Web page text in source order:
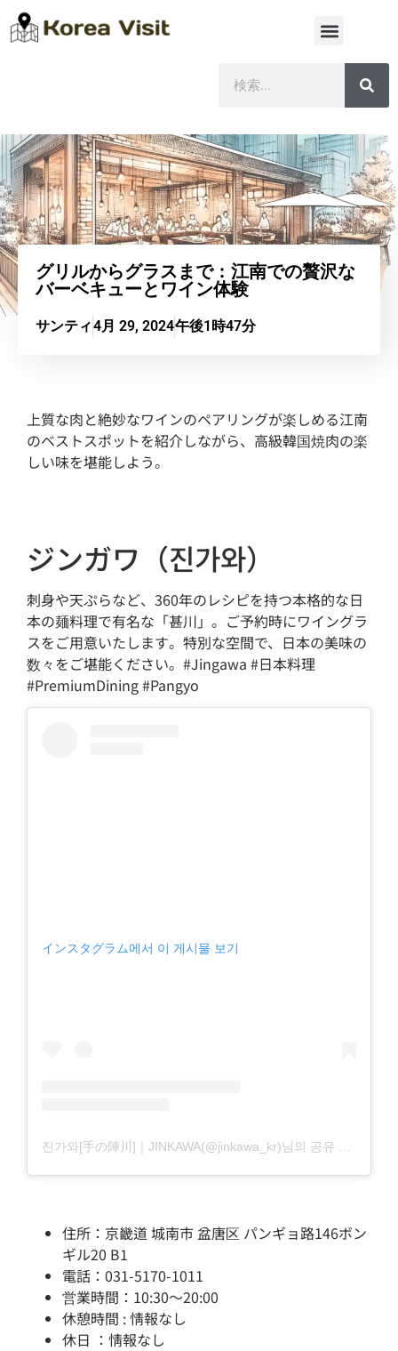
グリルからグラスまで：江南での贅沢な
バーベキューとワイン体験
サンティ4月 29, 2024午後1時47分
上質な肉と絶妙なワインのペアリングが楽しめる江南
のベストスポットを紹介しながら、高級韓国焼肉の楽
しい味を堪能しよう。
ジンガワ（진가와）
刺身や天ぷらなど、360年のレシピを持つ本格的な日
本の麺料理で有名な「甚川」。ご予約時にワイングラ
スをご用意いたします。特別な空間で、日本の美味の
数々をご堪能ください。#Jingawa #日本料理
#PremiumDining #Pangyo
インスタグラム에서 이 게시물 보기
住所：京畿道 城南市 盆唐区 パンギョ路146ボン
ギル20 B1
電話：031-5170-1011
営業時間：10:30～20:00
休憩時間 : 情報なし
休日 ：情報なし